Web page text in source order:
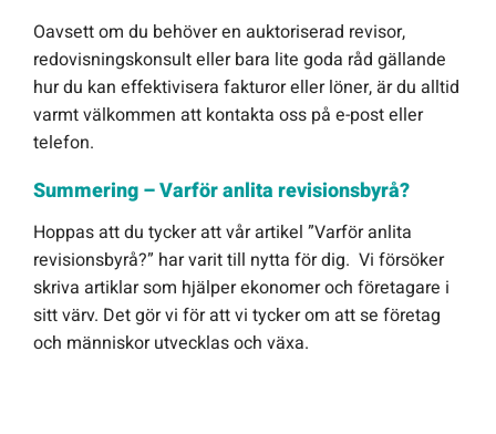
Oavsett om du behöver en auktoriserad revisor,
redovisningskonsult eller bara lite goda råd gällande
hur du kan effektivisera fakturor eller löner, är du alltid
varmt välkommen att kontakta oss på e-post eller
telefon.
Summering – Varför anlita revisionsbyrå?
Hoppas att du tycker att vår artikel ”Varför anlita
revisionsbyrå?” har varit till nytta för dig. Vi försöker
skriva artiklar som hjälper ekonomer och företagare i
sitt värv. Det gör vi för att vi tycker om att se företag
och människor utvecklas och växa.